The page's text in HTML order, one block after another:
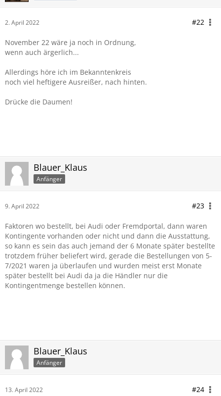
2. April 2022 #22
November 22 wäre ja noch in Ordnung,
wenn auch ärgerlich...
Allerdings höre ich im Bekanntenkreis
noch viel heftigere Ausreißer, nach hinten.
Drücke die Daumen!
Blauer_Klaus
Anfänger
9. April 2022 #23
Faktoren wo bestellt, bei Audi oder Fremdportal, dann waren
Kontingente vorhanden oder nicht und dann die Ausstattung,
so kann es sein das auch jemand der 6 Monate später bestellte
trotzdem früher beliefert wird, gerade die Bestellungen von 5-
7/2021 waren ja überlaufen und wurden meist erst Monate
später bestellt bei Audi da ja die Händler nur die
Kontingentmenge bestellen können.
Blauer_Klaus
Anfänger
13. April 2022 #24